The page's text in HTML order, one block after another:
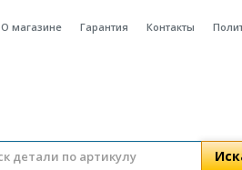
О магазине Гарантия Контакты